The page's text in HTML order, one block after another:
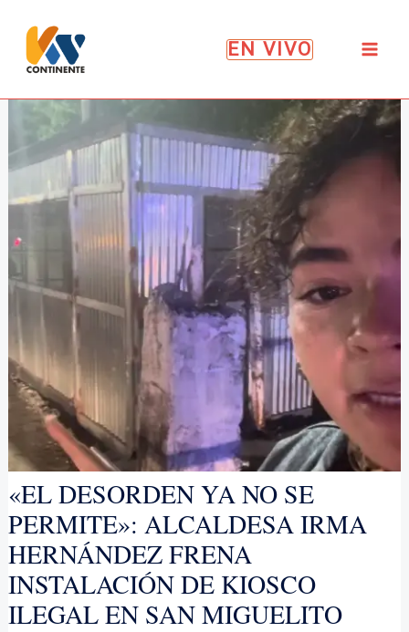
contenido
EN VIVO
«EL DESORDEN YA NO SE
PERMITE»: ALCALDESA IRMA
HERNÁNDEZ FRENA
INSTALACIÓN DE KIOSCO
ILEGAL EN SAN MIGUELITO